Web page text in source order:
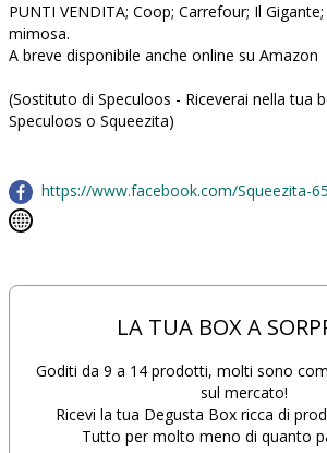
PUNTI VENDITA; Coop; Carrefour; Il
mimosa.
A breve disponibile anche online su Amazon
(Sostituto di Speculoos - Riceverai nella tua
Speculoos o Squeezita)
https://www.facebook.com/Squeezita-
LA TUA BOX A
Goditi da 9 a 14 prodotti, molti sono
sul mercato!
Ricevi la tua Degusta Box ricca di
Tutto per molto meno di quanto